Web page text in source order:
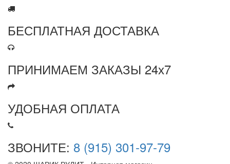
БЕСПЛАТНАЯ ДОСТАВКА
ПРИНИМАЕМ ЗАКАЗЫ 24х7
УДОБНАЯ ОПЛАТА
ЗВОНИТЕ: 8 (915) 301-97-79